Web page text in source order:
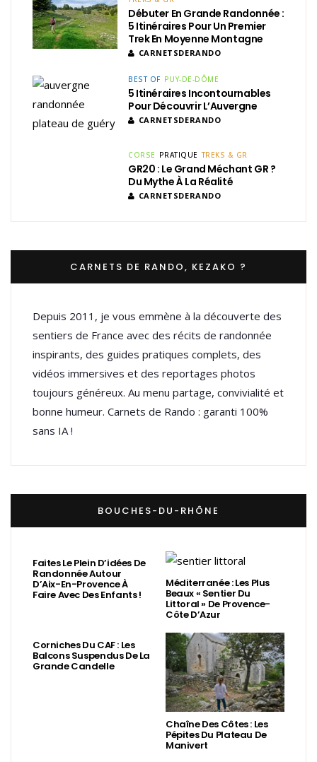
Débuter En Grande Randonnée :
5 Itinéraires Pour Un Premier
Trek En Moyenne Montagne
CARNETSDERANDO
BEST OF PUY-DE-DÔME
5 Itinéraires Incontournables
Pour Découvrir L’Auvergne
CARNETSDERANDO
CORSE PRATIQUE TREKS & GR
GR20 : Le Grand Méchant GR ?
Du Mythe À La Réalité
CARNETSDERANDO
CARNETS DE RANDO, KEZAKO ?
Depuis 2011, je vous emmène à la découverte des
sentiers de France avec des récits de randonnée
inspirants, des guides pratiques complets, des
vidéos immersives et des reportages photos
toujours généreux. Au menu partage, convivialité et
bonne humeur. Carnets de Rando : garanti 100%
sans IA !
BOUCHES-DU-RHÔNE
Faites Le Plein D’idées De
Randonnée Autour
D’Aix-En-Provence À
Faire Avec Des Enfants !
Méditerranée : Les Plus
Beaux « Sentier Du
Littoral » De Provence-
Côte D’Azur
Corniches Du CAF : Les
Balcons Suspendus De La
Grande Candelle
Chaîne Des Côtes : Les
Pépites Du Plateau De
Manivert